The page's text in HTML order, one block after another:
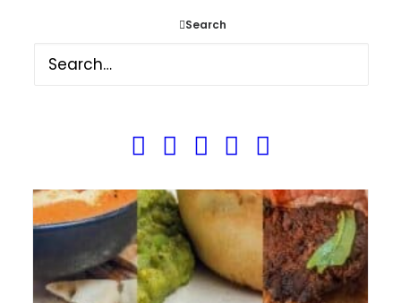
Search
24 timer i Bristol – England
19. juli 2018